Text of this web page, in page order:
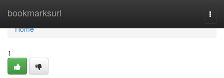
bookmarksurl
Home
Home
1